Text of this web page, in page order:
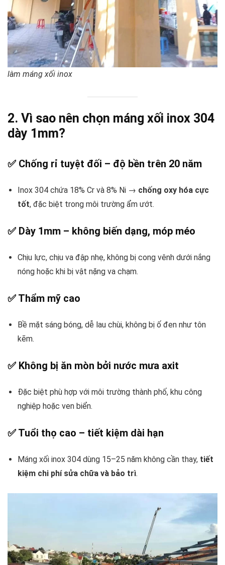
làm máng xối inox
2. Vì sao nên chọn máng xối inox 304
dày 1mm?
✅ Chống rỉ tuyệt đối – độ bền trên 20 năm
Inox 304 chứa 18% Cr và 8% Ni → chống oxy hóa cực
tốt, đặc biệt trong môi trường ẩm ướt.
✅ Dày 1mm – không biến dạng, móp méo
Chịu lực, chịu va đập nhẹ, không bị cong vênh dưới nắng
nóng hoặc khi bị vật nặng va chạm.
✅ Thẩm mỹ cao
Bề mặt sáng bóng, dễ lau chùi, không bị ố đen như tôn
kẽm.
✅ Không bị ăn mòn bởi nước mưa axit
Đặc biệt phù hợp với môi trường thành phố, khu công
nghiệp hoặc ven biển.
✅ Tuổi thọ cao – tiết kiệm dài hạn
Máng xối inox 304 dùng 15–25 năm không cần thay, tiết
kiệm chi phí sửa chữa và bảo trì.